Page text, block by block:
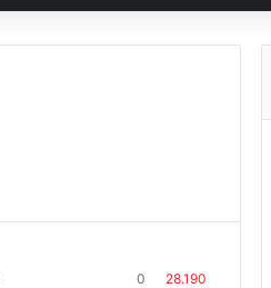
0 28.190